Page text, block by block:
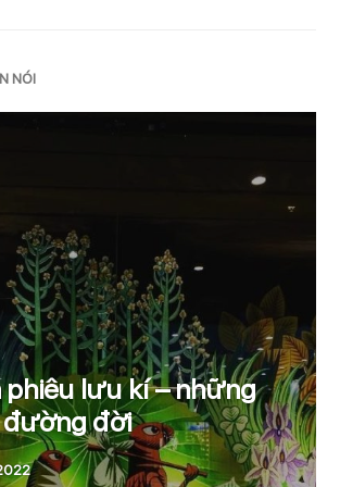
NÓI
phiêu lưu kí – những
đường đời